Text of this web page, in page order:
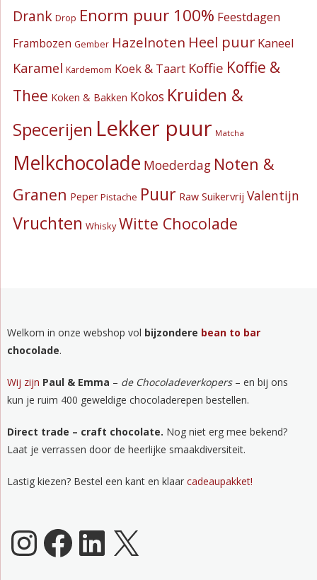
Drank Drop Enorm puur 100% Feestdagen
Frambozen Gember Hazelnoten Heel puur Kaneel
Karamel Kardemom Koek & Taart Koffie Koffie &
Thee Koken & Bakken Kokos Kruiden &
Specerijen Lekker puur Matcha
Melkchocolade Moederdag Noten &
Granen Peper Pistache Puur Raw Suikervrij Valentijn
Vruchten Whisky Witte Chocolade
Welkom in onze webshop vol bijzondere bean to bar
chocolade.
Wij zijn Paul & Emma – de Chocoladeverkopers– en bij ons
kun je ruim 400 geweldige chocoladerepen bestellen.
Direct trade – craft chocolate. Nog niet erg mee bekend?
Laat je verrassen door de heerlijke smaakdiversiteit.
Lastig kiezen? Bestel een kant en klaar cadeaupakket!
Chocoladeverkopers Instagram
Facebook
LinkedIn
X